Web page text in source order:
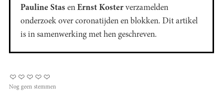
Pauline Stas en Ernst Koster verzamelden
onderzoek over coronatijden en blokken. Dit artikel
is in samenwerking met hen geschreven.
Nog geen stemmen